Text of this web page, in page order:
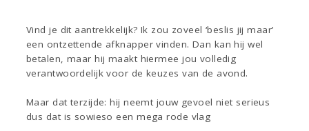
Vind je dit aantrekkelijk? Ik zou zoveel ‘beslis jij maar’
een ontzettende afknapper vinden. Dan kan hij wel
betalen, maar hij maakt hiermee jou volledig
verantwoordelijk voor de keuzes van de avond.
Maar dat terzijde: hij neemt jouw gevoel niet serieus
dus dat is sowieso een mega rode vlag